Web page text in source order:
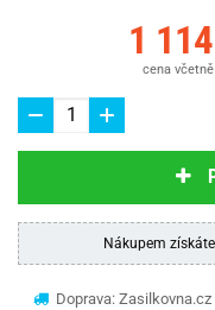
1
cena včetně
Nákupem získáte
Doprava: